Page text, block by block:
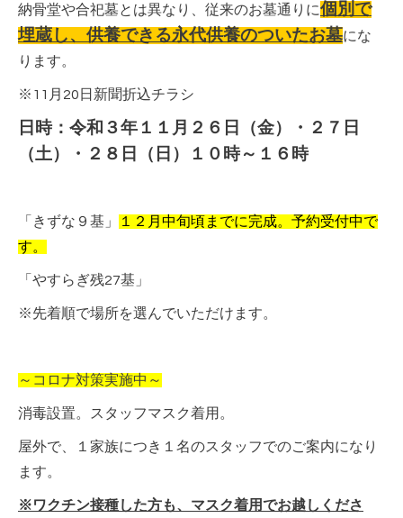
納骨堂や合祀墓とは異なり、従来のお墓通りに個別で
埋蔵し、供養できる永代供養のついたお墓にな
ります。
※11月20日新聞折込チラシ
日時：令和３年１１月２６日（金）・２７日
（土）・２８日（日）１０時～１６時
「きずな９基」
１２月中旬頃までに完成。予約受付中で
す。
「やすらぎ残27基」
※先着順で場所を選んでいただけます。
～コロナ対策実施中～
消毒設置。スタッフマスク着用。
屋外で、１家族につき１名のスタッフでのご案内になり
ます。
※ワクチン接種した方も、マスク着用でお越しくださ